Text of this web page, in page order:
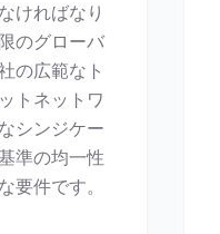
ければなり
のグローバ
の広範なト
トネットワ
シンジケー
準の均一性
要件です。